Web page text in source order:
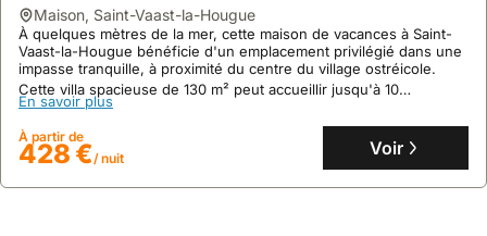
maison, Saint-Vaast-la-Hougue
À quelques mètres de la mer, cette maison de vacances à Saint-
Vaast-la-Hougue bénéficie d'un emplacement privilégié dans une
impasse tranquille, à proximité du centre du village ostréicole.
Cette villa spacieuse de 130 m² peut accueillir jusqu'à 10
personnes, offrant 6 chambres, 2 salles de bain, une cuisine
équipée et une cour pour des moments de détente.
En savoir plus
À partir de
428 €/ nuit Voir